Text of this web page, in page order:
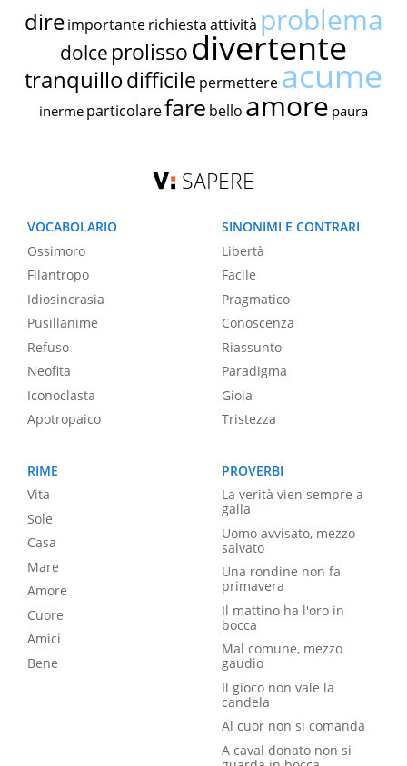
dire importante richiestaattività problema
dolce prolissodivertente
tranquillodifficile permettereacume
inerme particolarefare bello amore paura
SAPERE
VOCABOLARIO
Ossimoro
Filantropo
Idiosincrasia
Pusillanime
Refuso
Neofita
Iconoclasta
Apotropaico
SINONIMI E CONTRARI
Libertà
Facile
Pragmatico
Conoscenza
Riassunto
Paradigma
Gioia
Tristezza
RIME
Vita
Sole
Casa
Mare
Amore
Cuore
Amici
Bene
PROVERBI
La verità vien sempre a
galla
Uomo avvisato, mezzo
salvato
Una rondine non fa
primavera
Il mattino ha l'oro in
bocca
Mal comune, mezzo
gaudio
Il gioco non vale la
candela
Al cuor non si comanda
A caval donato non si